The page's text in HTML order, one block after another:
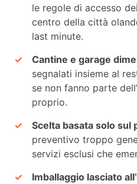
le regole di accesso
centro della città
last minute.
Cantine e garage
segnalati insieme al
se non fanno parte
proprio.
Scelta basata solo sul
preventivo troppo
servizi esclusi che
Imballaggio lasciato